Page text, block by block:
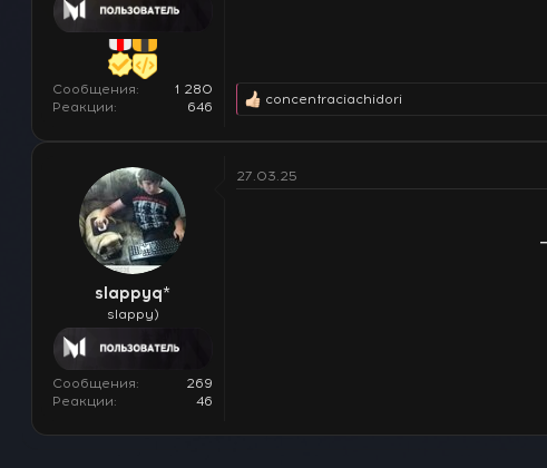
Сообщения
1 280
Реакции
646
Р
а
ц
concentraciachidori
slappyq*
slappy)
Сообщения
269
Реакции
46
27.03.25